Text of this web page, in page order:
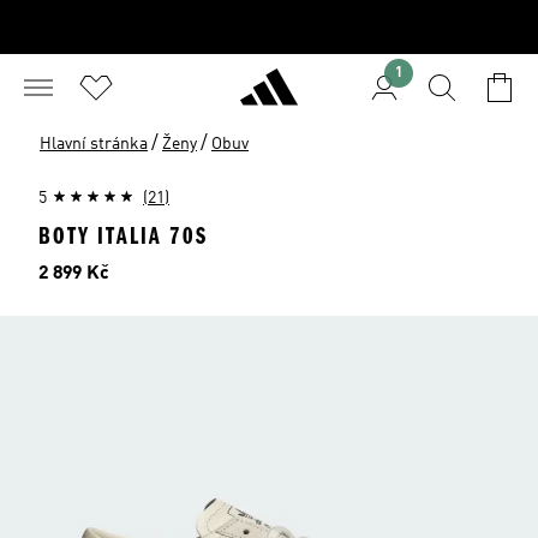
1
Hlavní stránka / Ženy / Obuv
5 (21)
BOTY ITALIA 70S
Cena
2 899 Kč